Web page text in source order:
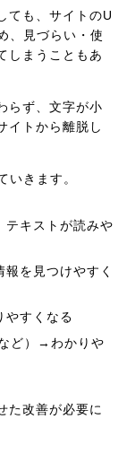
ても、サイトのU
、見づらい・使
しまうこともあ
らず、文字が小
イトから離脱し
いきます。
キストが読みや
を見つけやすく
すくなる
ど）→わかりや
た改善が必要に